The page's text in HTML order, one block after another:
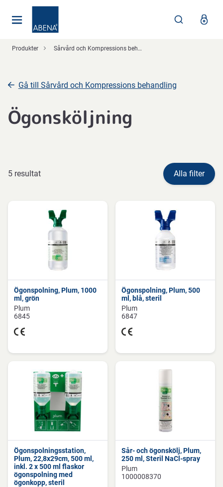
Produkter Sårvård och Kompressions behandling
Gå till Sårvård och Kompressions behandling
Ögonsköljning
5 resultat Alla filter
Ögonspolning, Plum, 1000
ml, grön
Plum
6845
Ögonspolning, Plum, 500
ml, blå, steril
Plum
6847
Ögonspolningsstation,
Plum, 22,8x29cm, 500 ml,
inkl. 2 x 500 ml flaskor
ögonspolning med
ögonkopp, steril
Sår- och ögonskölj, Plum,
250 ml, Steril NaCl-spray
Plum
1000008370